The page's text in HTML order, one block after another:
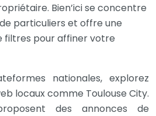
Bien’ici se concentre
particuliers et offre une
filtres pour affiner votre
nationales, explorez
locaux comme Toulouse City.
des annonces de